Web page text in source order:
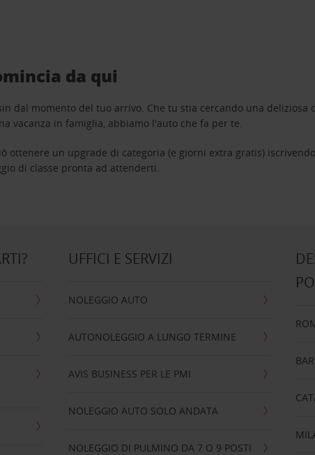
da qui
dal momento del tuo arrivo. Che tu stia cercando una
vacanza in famiglia, abbiamo l'auto che fa per te.
ottenere un upgrade di categoria (e giorni extra gratis)
di classe pronta ad attenderti.
UFFICI E SERVIZI
NOLEGGIO AUTO
AUTONOLEGGIO A LUNGO TERMINE
AVIS BUSINESS PER LE PMI
NOLEGGIO AUTO SOLO ANDATA
NOLEGGIO DI PULMINO DA 7 O 9 POSTI